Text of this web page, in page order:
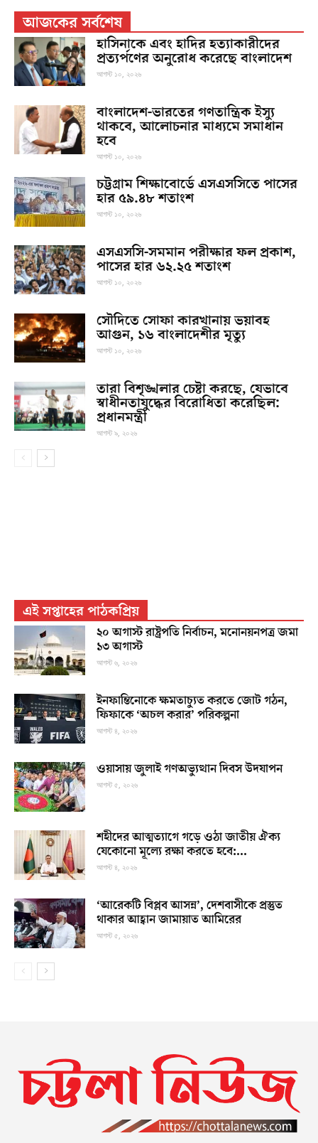
আজকের সর্বশেষ
হাসিনাকে এবং হা‌দির হত্যাকারীদের
প্রত্যর্পণের অনুরোধ করেছে বাংলাদেশ
আগস্ট ১০, ২০২৬
বাংলাদেশ-ভারতের গণতান্ত্রিক ইস্যু
থাকবে, আলোচনার মাধ্যমে সমাধান
হবে
আগস্ট ১০, ২০২৬
চট্টগ্রাম শিক্ষাবোর্ডে এসএসসিতে পাসের
হার ৫৯.৪৮ শতাংশ
আগস্ট ১০, ২০২৬
এসএসসি-সমমান পরীক্ষার ফল প্রকাশ,
পাসের হার ৬২.২৫ শতাংশ
আগস্ট ১০, ২০২৬
সৌদিতে সোফা কারখানায় ভয়াবহ
আগুন, ১৬ বাংলাদেশীর মৃত্যু
আগস্ট ১০, ২০২৬
তারা বিশৃঙ্খলার চেষ্টা করছে, যেভাবে
স্বাধীনতাযুদ্ধের বিরোধিতা করেছিল:
প্রধানমন্ত্রী
আগস্ট ৯, ২০২৬
এই সপ্তাহের পাঠকপ্রিয়
২০ অগাস্ট রাষ্ট্রপতি নির্বাচন, মনোনয়নপত্র জমা
১৩ অগাস্ট
আগস্ট ৬, ২০২৬
ইনফান্তিনোকে ক্ষমতাচ্যুত করতে জোট গঠন,
ফিফাকে ‘অচল করার’ পরিকল্পনা
আগস্ট ৪, ২০২৬
ওয়াসায় জুলাই গণঅভ্যুত্থান দিবস উদযাপন
আগস্ট ৫, ২০২৬
শহীদের আত্মত্যাগে গড়ে ওঠা জাতীয় ঐক্য
যেকোনো মূল্যে রক্ষা করতে হবে:...
আগস্ট ৪, ২০২৬
‘আরেকটি বিপ্লব আসন্ন’, দেশবাসীকে প্রস্তুত
থাকার আহ্বান জামায়াত আমিরের
আগস্ট ৫, ২০২৬